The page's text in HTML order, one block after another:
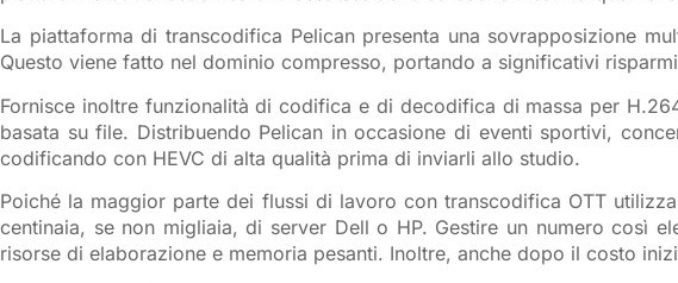
La piattaforma di transcodifica Pelican presenta una sovrapposizione
Questo viene fatto nel dominio compresso, portando a significativi
Fornisce inoltre funzionalità di codifica e di decodifica di massa per
basata su file. Distribuendo Pelican in occasione di eventi sportivi,
codificando con HEVC di alta qualità prima di inviarli allo studio.
Poiché la maggior parte dei flussi di lavoro con transcodifica OTT
centinaia, se non migliaia, di server Dell o HP. Gestire un numero così
risorse di elaborazione e memoria pesanti. Inoltre, anche dopo il costo